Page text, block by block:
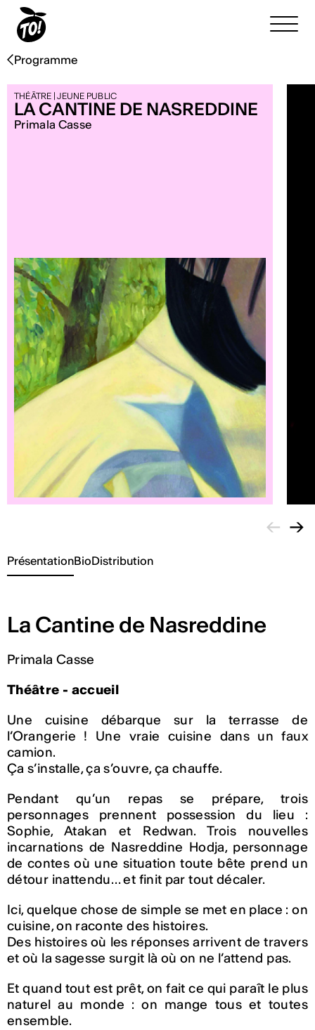
Programme
THÉÂTRE | JEUNE PUBLIC
LA CANTINE DE NASREDDINE
Primala Casse
← →
PrésentationBioDistribution
La Cantine de Nasreddine
Primala Casse
Théâtre - accueil
Une cuisine débarque sur la terrasse de
l’Orangerie ! Une vraie cuisine dans un faux
camion.
Ça s’installe, ça s’ouvre, ça chauffe.
Pendant qu’un repas se prépare, trois
personnages prennent possession du lieu :
Sophie, Atakan et Redwan. Trois nouvelles
incarnations de Nasreddine Hodja, personnage
de contes où une situation toute bête prend un
détour inattendu… et finit par tout décaler.
Ici, quelque chose de simple se met en place : on
cuisine, on raconte des histoires.
Des histoires où les réponses arrivent de travers
et où la sagesse surgit là où on ne l’attend pas.
Et quand tout est prêt, on fait ce qui paraît le plus
naturel au monde : on mange tous et toutes
ensemble.